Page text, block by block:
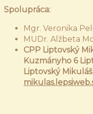
Spolupráca:
Mgr. Veronika
MUDr. Alžbeta
CPP Liptovský
Kuzmányho 6
Liptovský